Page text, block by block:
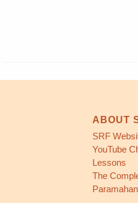
ABOUT
SRF
YouTube
Lessons
The